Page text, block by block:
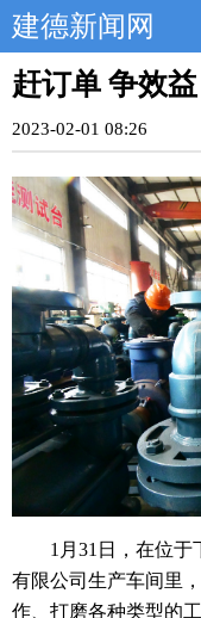
建德新闻网
赶订单 争效益
2023-02-01 08:26
1月31日，在位
有限公司生产车间里
作、打磨各种类型的